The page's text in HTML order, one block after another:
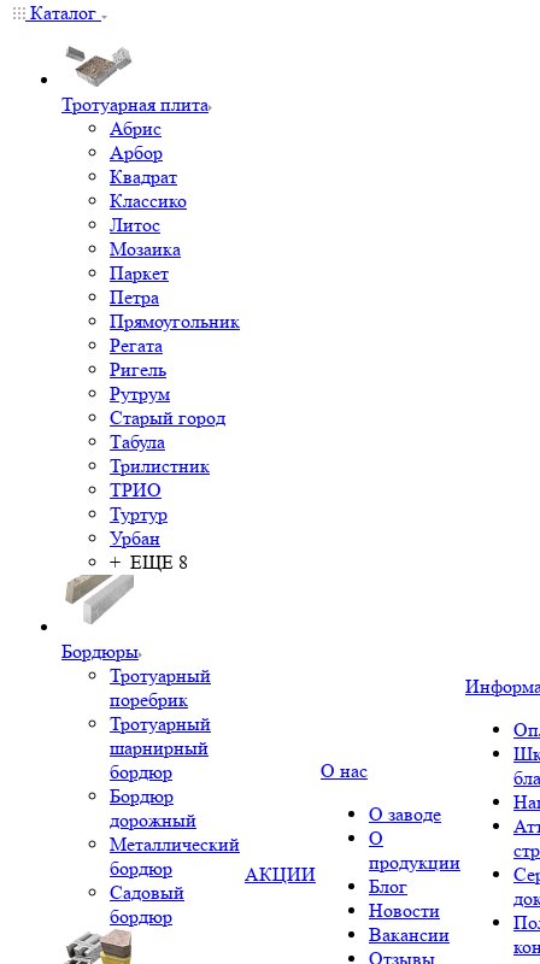
Каталог
Тротуарная плита
Абрис
Арбор
Квадрат
Классико
Литос
Мозаика
Паркет
Петра
Прямоугольник
Регата
Ригель
Рутрум
Старый город
Табула
Трилистник
ТРИО
Туртур
Урбан
+ ЕЩЕ 8
Бордюры
Тротуарный
поребрик
Тротуарный
шарнирный
бордюр
Бордюр
дорожный
Металлический
бордюр
Садовый
бордюр
АКЦИИ
О нас
О заводе
О
продукции
Блог
Новости
Вакансии
Отзывы